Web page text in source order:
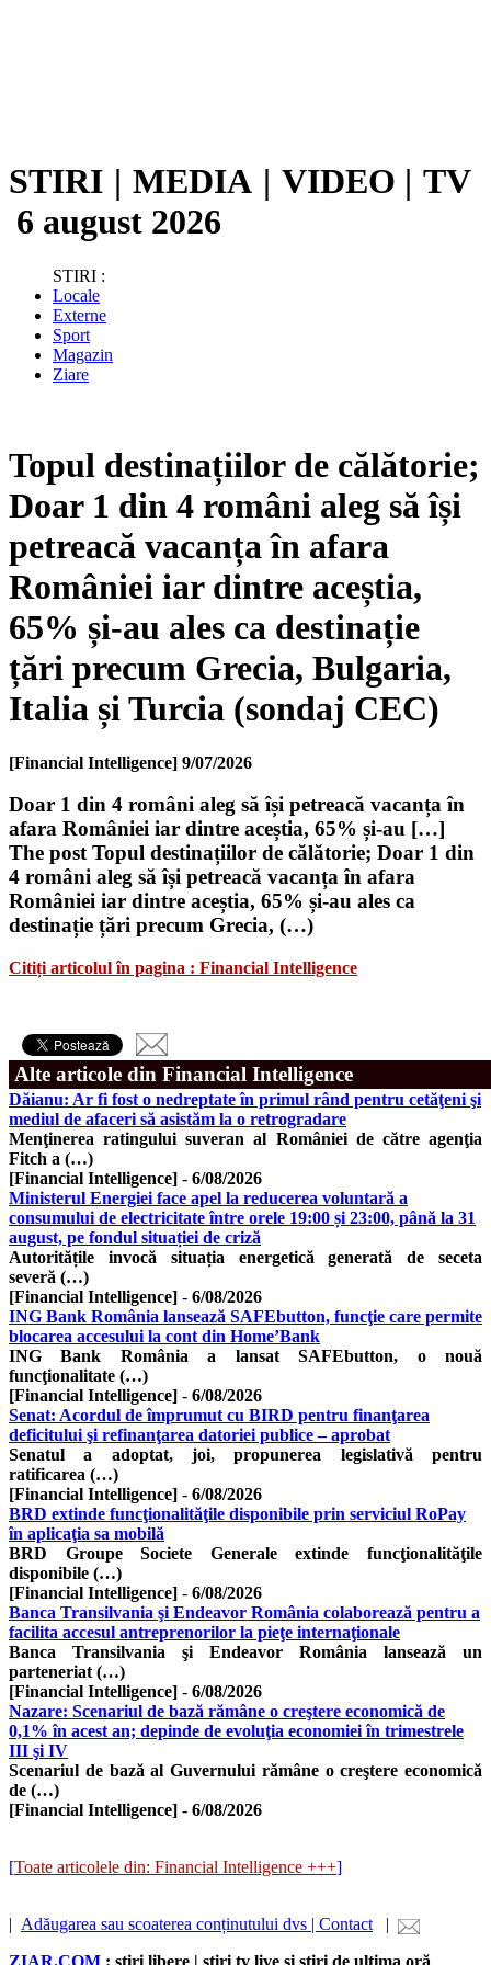
STIRI | MEDIA | VIDEO | TV
6 august 2026
STIRI :
Locale
Externe
Sport
Magazin
Ziare
Topul destinațiilor de călătorie;
Doar 1 din 4 români aleg să își
petreacă vacanța în afara
României iar dintre aceștia,
65% și-au ales ca destinație
țări precum Grecia, Bulgaria,
Italia și Turcia (sondaj CEC)
[Financial Intelligence] 9/07/2026
Doar 1 din 4 români aleg să își petreacă vacanța în
afara României iar dintre aceștia, 65% și-au […]
The post Topul destinațiilor de călătorie; Doar 1 din
4 români aleg să își petreacă vacanța în afara
României iar dintre aceștia, 65% și-au ales ca
destinație țări precum Grecia, (…)
Citiți articolul în pagina : Financial Intelligence
Alte articole din Financial Intelligence
Dăianu: Ar fi fost o nedreptate în primul rând pentru cetăţeni şi
mediul de afaceri să asistăm la o retrogradare
Menţinerea ratingului suveran al României de către agenţia
Fitch a (…)
[Financial Intelligence] - 6/08/2026
Ministerul Energiei face apel la reducerea voluntară a
consumului de electricitate între orele 19:00 și 23:00, până la 31
august, pe fondul situației de criză
Autoritățile invocă situația energetică generată de seceta
severă (…)
[Financial Intelligence] - 6/08/2026
ING Bank România lansează SAFEbutton, funcţie care permite
blocarea accesului la cont din Home’Bank
ING Bank România a lansat SAFEbutton, o nouă
funcţionalitate (…)
[Financial Intelligence] - 6/08/2026
Senat: Acordul de împrumut cu BIRD pentru finanţarea
deficitului şi refinanţarea datoriei publice – aprobat
Senatul a adoptat, joi, propunerea legislativă pentru
ratificarea (…)
[Financial Intelligence] - 6/08/2026
BRD extinde funcţionalităţile disponibile prin serviciul RoPay
în aplicaţia sa mobilă
BRD Groupe Societe Generale extinde funcţionalităţile
disponibile (…)
[Financial Intelligence] - 6/08/2026
Banca Transilvania şi Endeavor România colaborează pentru a
facilita accesul antreprenorilor la pieţe internaţionale
Banca Transilvania şi Endeavor România lansează un
parteneriat (…)
[Financial Intelligence] - 6/08/2026
Nazare: Scenariul de bază rămâne o creştere economică de
0,1% în acest an; depinde de evoluţia economiei în trimestrele
III şi IV
Scenariul de bază al Guvernului rămâne o creştere economică
de (…)
[Financial Intelligence] - 6/08/2026
[Toate articolele din: Financial Intelligence +++]
| Adăugarea sau scoaterea conținutului dvs | Contact |